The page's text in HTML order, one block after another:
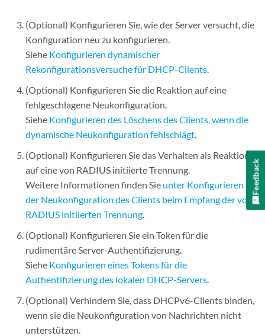
(Optional) Konfigurieren Sie, wie der Server versucht, die
Konfiguration neu zu konfigurieren.
Siehe Konfigurieren dynamischer
Rekonfigurationsversuche für DHCP-Clients
(Optional) Konfigurieren Sie die Reaktion auf eine
fehlgeschlagene Neukonfiguration.
Siehe Konfigurieren des Löschens des Clients, wenn die
dynamische Neukonfiguration fehlschlägt
(Optional) Konfigurieren Sie das Verhalten als Reaktion
auf eine von RADIUS initiierte Trennung.
Weitere Informationen finden Sie unter Konfigurieren
der Neukonfiguration des Clients beim Empfang der von
RADIUS initiierten Trennung
(Optional) Konfigurieren Sie ein Token für die
rudimentäre Server-Authentifizierung.
Siehe Konfigurieren eines Tokens für die
Authentifizierung des lokalen DHCP-Servers
(Optional) Verhindern Sie, dass DHCPv6-Clients binden,
wenn sie die Neukonfiguration von Nachrichten nicht
unterstützen.
Feedback